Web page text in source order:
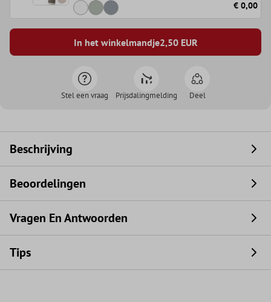
€ 0,00
In het winkelmandje2,50EUR
Stel een vraag Prijsdalingmelding Deel
Beschrijving
Beoordelingen
Vragen En Antwoorden
Tips